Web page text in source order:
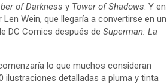
of Darkness y Tower of Shadows. Y en
Wein, que llegaría a convertirse en un
DC Comics después de Superman: La
lo que muchos consideran
detalladas a pluma y tinta